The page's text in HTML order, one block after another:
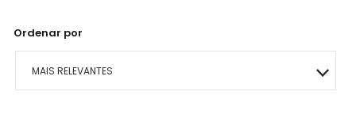
Ordenar por
MAIS RELEVANTES